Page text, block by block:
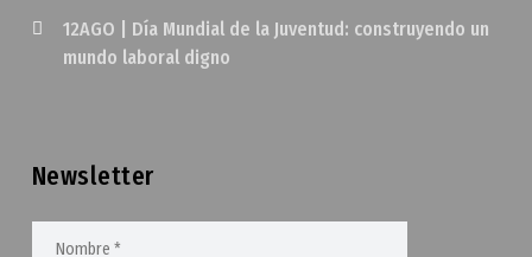
12AGO | Día Mundial de la Juventud: construyendo un
mundo laboral digno
Newsletter